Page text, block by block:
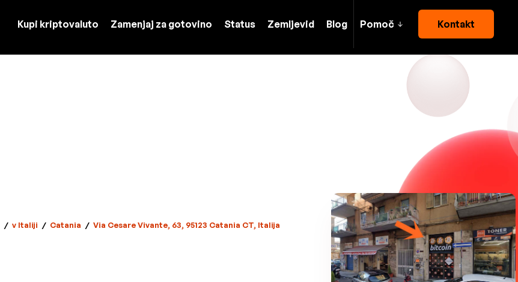
Kupi kriptovaluto Zamenjaj za gotovino Status Zemljevid Blog Pomoč Kontakt
/ v Italiji / Catania / Via Cesare Vivante, 63, 95123 Catania CT, Italija